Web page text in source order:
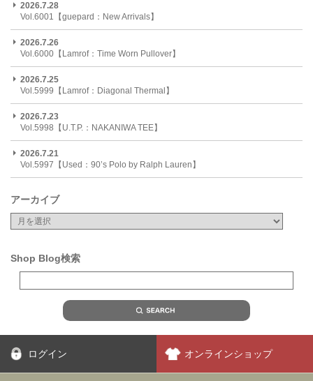
2026.7.28
Vol.6001【guepard：New Arrivals】
2026.7.26
Vol.6000【Lamrof：Time Worn Pullover】
2026.7.25
Vol.5999【Lamrof：Diagonal Thermal】
2026.7.23
Vol.5998【U.T.P.：NAKANIWA TEE】
2026.7.21
Vol.5997【Used：90’s Polo by Ralph Lauren】
アーカイブ
Shop Blog検索
ログイン オンラインショップ